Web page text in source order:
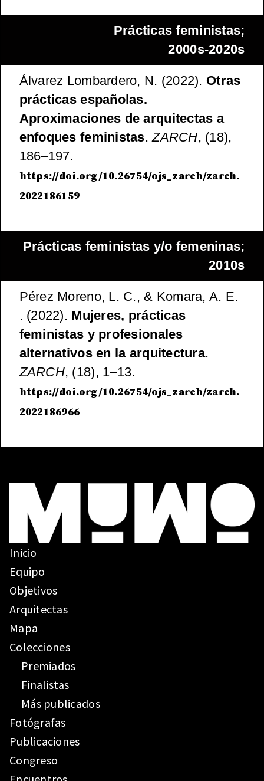
Prácticas feministas;
2000s-2020s
Álvarez Lombardero, N. (2022). Otras
prácticas españolas.
Aproximaciones de arquitectas a
enfoques feministas.ZARCH, (18),
186–197.
https://doi.org/10.26754/ojs_zarch/zarch.
2022186159
Prácticas feministas y/o femeninas;
2010s
Pérez Moreno, L. C., & Komara, A. E.
. (2022). Mujeres, prácticas
feministas y profesionales
alternativos en la arquitectura.
ZARCH, (18), 1–13.
https://doi.org/10.26754/ojs_zarch/zarch.
2022186966
Inicio
Equipo
Objetivos
Arquitectas
Mapa
Colecciones
Premiados
Finalistas
Más publicados
Fotógrafas
Publicaciones
Congreso